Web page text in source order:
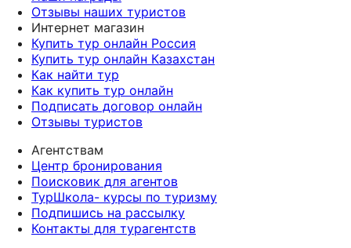
Отзывы наших туристов
Интернет магазин
Купить тур онлайн Россия
Купить тур онлайн Казахстан
Как найти тур
Как купить тур онлайн
Подписать договор онлайн
Отзывы туристов
Агентствам
Центр бронирования
Поисковик для агентов
ТурШкола- курсы по туризму
Подпишись на рассылку
Контакты для турагентств